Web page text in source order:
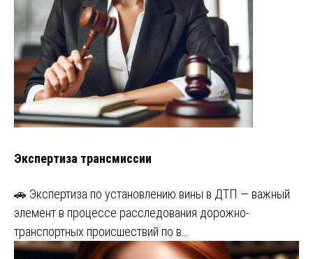
Экспертиза трансмиссии
🚗 Экспертиза по установлению вины в ДТП — важный
элемент в процессе расследования дорожно-
транспортных происшествий по в…